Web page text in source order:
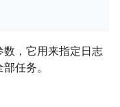
数，它用来指定日志
任务。